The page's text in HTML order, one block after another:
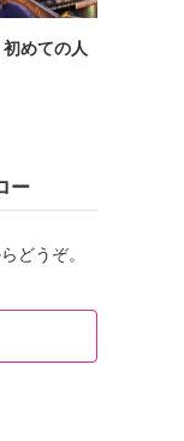
めての人
ー
どうぞ。